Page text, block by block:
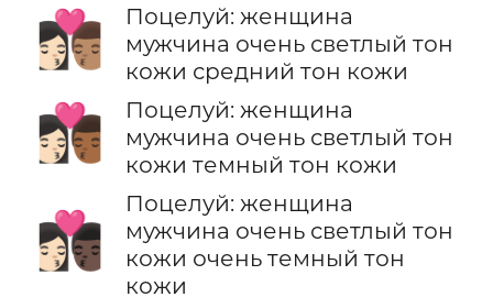
👩🏻‍❤️‍💋‍👨🏽
Поцелуй: женщина
мужчина очень светлый тон
кожи средний тон кожи
👩🏻‍❤️‍💋‍👨🏾
Поцелуй: женщина
мужчина очень светлый тон
кожи темный тон кожи
👩🏻‍❤️‍💋‍👨🏿
Поцелуй: женщина
мужчина очень светлый тон
кожи очень темный тон
кожи